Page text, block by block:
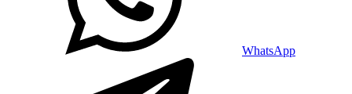
WhatsApp